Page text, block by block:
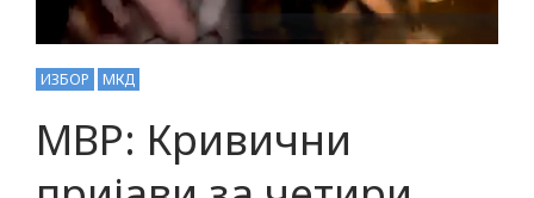
ИЗБОР МКД
МВР: Кривични